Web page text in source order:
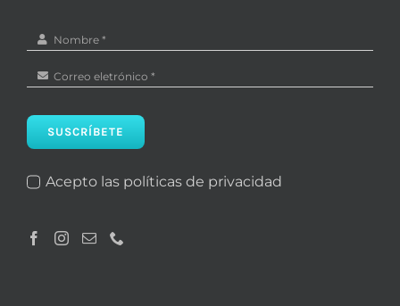
SUSCRÍBETE
Acepto las políticas de privacidad